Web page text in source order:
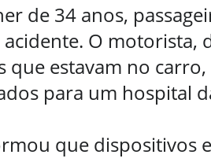
de 34 anos,
O motorista,
que estavam no
para um hospital
que